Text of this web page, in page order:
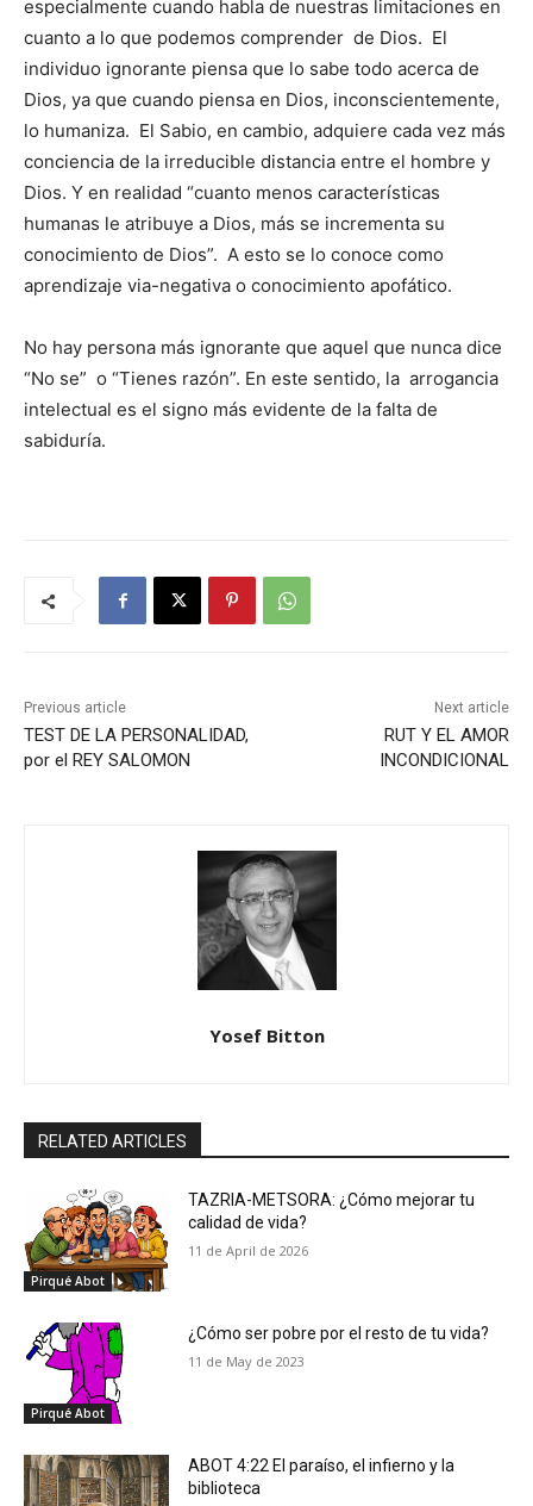
especialmente cuando habla de nuestras limitaciones en
cuanto a lo que podemos comprender de Dios. El
individuo ignorante piensa que lo sabe todo acerca de
Dios, ya que cuando piensa en Dios, inconscientemente,
lo humaniza. El Sabio, en cambio, adquiere cada vez más
conciencia de la irreducible distancia entre el hombre y
Dios. Y en realidad “cuanto menos características
humanas le atribuye a Dios, más se incrementa su
conocimiento de Dios”. A esto se lo conoce como
aprendizaje via-negativa o conocimiento apofático.
No hay persona más ignorante que aquel que nunca dice
“No se” o “Tienes razón”. En este sentido, la arrogancia
intelectual es el signo más evidente de la falta de
sabiduría.
Previous article
TEST DE LA PERSONALIDAD,
por el REY SALOMON
Next article
RUT Y EL AMOR
INCONDICIONAL
Yosef Bitton
RELATED ARTICLES
Pirqué Abot
TAZRIA-METSORA: ¿Cómo mejorar tu
calidad de vida?
11 de April de 2026
Pirqué Abot
¿Cómo ser pobre por el resto de tu vida?
11 de May de 2023
ABOT 4:22 El paraíso, el infierno y la
biblioteca